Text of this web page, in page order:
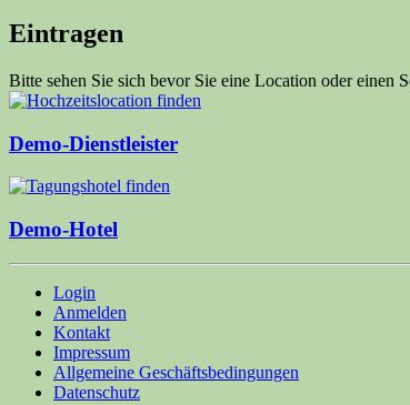
Eintragen
Bitte sehen Sie sich bevor Sie eine Location oder einen
Demo-Dienstleister
Demo-Hotel
Login
Anmelden
Kontakt
Impressum
Allgemeine Geschäftsbedingungen
Datenschutz